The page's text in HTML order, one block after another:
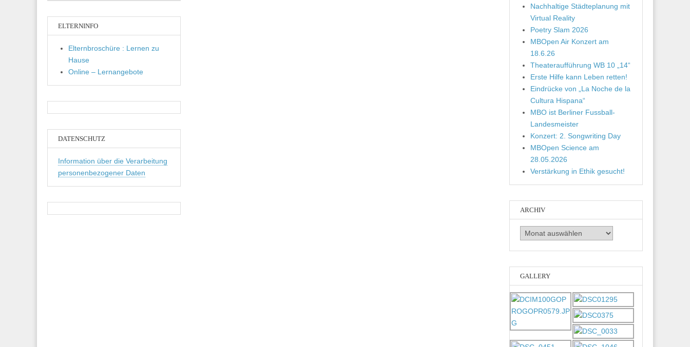
ELTERNINFO
Elternbroschüre : Lernen zu
Hause
Online – Lernangebote
DATENSCHUTZ
Information über die Verarbeitung
personenbezogener Daten
Nachhaltige Städteplanung mit
Virtual Reality
Poetry Slam 2026
MBOpen Air Konzert am
18.6.26
Theateraufführung WB 10 „14“
Erste Hilfe kann Leben retten!
Eindrücke von „La Noche de la
Cultura Hispana“
MBO ist Berliner Fussball-
Landesmeister
Konzert: 2. Songwriting Day
MBOpen Science am
28.05.2026
Verstärkung in Ethik gesucht!
ARCHIV
Archiv
GALLERY